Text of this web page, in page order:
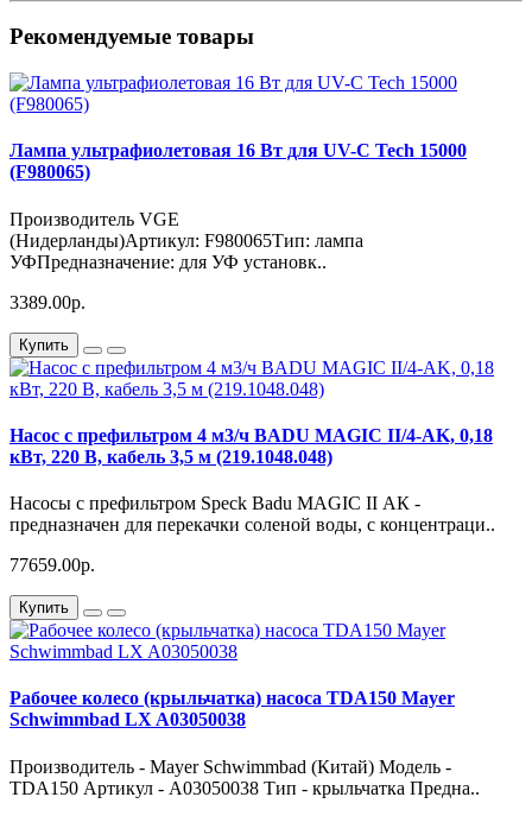
Рекомендуемые товары
Лампа ультрафиолетовая 16 Вт для UV-C Tech 15000
(F980065)
Производитель VGE
(Нидерланды)Артикул: F980065Тип: лампа
УФПредназначение: для УФ установк..
3389.00р.
Купить
Насос с префильтром 4 м3/ч BADU MAGIC II/4-AK, 0,18
кВт, 220 В, кабель 3,5 м (219.1048.048)
Насосы с префильтром Speck Badu MAGIC II АК -
предназначен для перекачки соленой воды, с концентраци..
77659.00р.
Купить
Рабочее колесо (крыльчатка) насоса TDA150 Mayer
Schwimmbad LX A03050038
Производитель - Mayer Schwimmbad (Китай) Модель -
TDA150 Артикул - A03050038 Тип - крыльчатка Предна..